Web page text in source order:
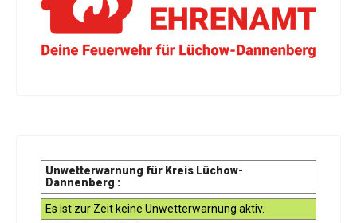
Unwetterwarnung für Kreis Lüchow-
Dannenberg :
Es ist zur Zeit keine Unwetterwarnung aktiv.